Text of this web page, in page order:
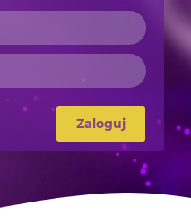
Zaloguj